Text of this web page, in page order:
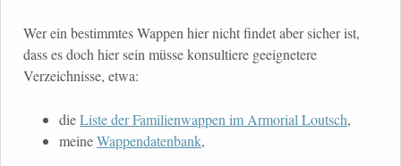
Wer ein bestimmtes Wappen hier nicht findet aber sicher ist,
dass es doch hier sein müsse konsultiere geeignetere
Verzeichnisse, etwa:
dieListe der Familienwappen im Armorial Loutsch,
meineWappendatenbank,